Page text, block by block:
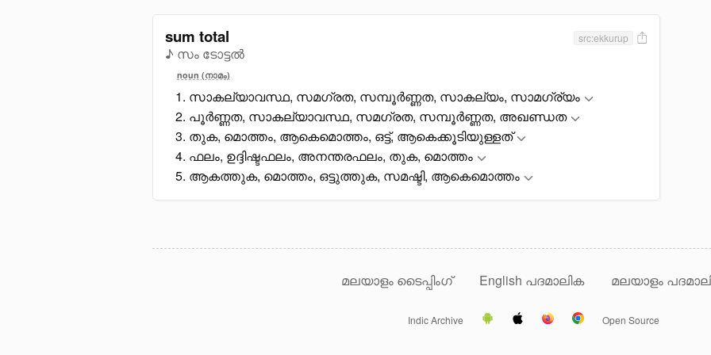
sum total
♪ സം ടോട്ടൽ
src:ekkurup
noun (നാമം)
സാകല്യാവസ്ഥ, സമഗ്രത, സമ്പൂർണ്ണത, സാകല്യം, സാമഗ്ര്യം
പൂർണ്ണത, സാകല്യാവസ്ഥ, സമഗ്രത, സമ്പൂർണ്ണത, അഖണ്ഡത
തുക, മൊത്തം, ആകെമൊത്തം, ഒട്ട്, ആകെക്കൂടിയുള്ളത്
ഫലം, ഉദ്ദിഷ്ടഫലം, അനന്തരഫലം, തുക, മൊത്തം
ആകത്തുക, മൊത്തം, ഒട്ടുത്തുക, സമഷ്ടി, ആകെമൊത്തം
മലയാളം ടൈപ്പിംഗ് English പദമാലിക മലയാളം
Indic Archive Open Source